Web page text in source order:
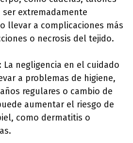
extremadamente
llevar a complicaciones más
o necrosis del tejido.
La negligencia en el cuidado
a problemas de higiene,
regulares o cambio de
aumentar el riesgo de
como dermatitis o